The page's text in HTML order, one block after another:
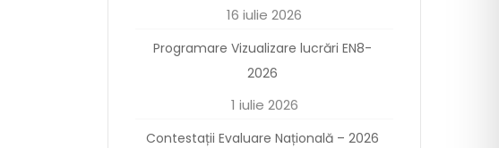
16 iulie 2026
Programare Vizualizare lucrări EN8-
2026
1 iulie 2026
Contestații Evaluare Națională – 2026